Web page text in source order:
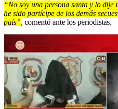
“No soy una persona santa y lo dije
he sido partícipe de los demás
país”, comentó ante los periodistas.